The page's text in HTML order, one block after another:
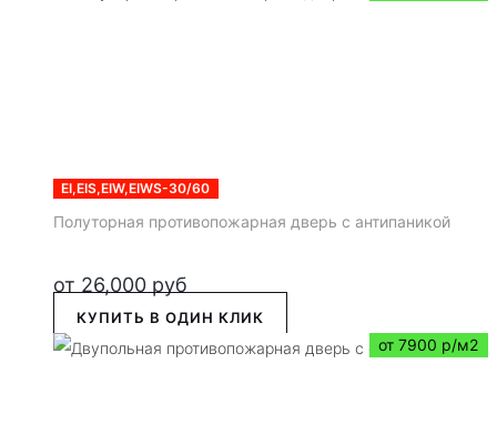
EI,EIS,EIW,EIWS-30/60
Полуторная противопожарная дверь с антипаникой
от 26,000 руб
КУПИТЬ В ОДИН КЛИК
от 7900 р/м2